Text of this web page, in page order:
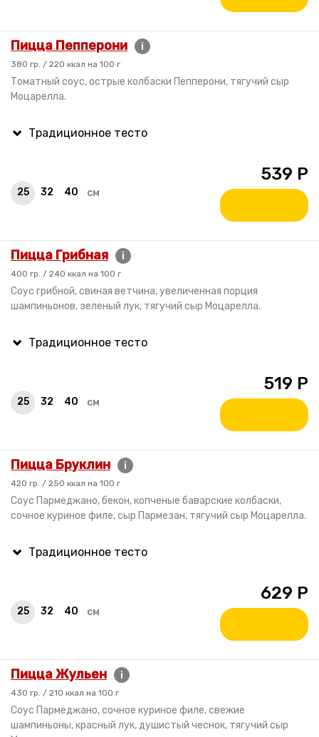
Пицца Пепперони i
380 гр. / 220 ккал на 100 г
Томатный соус, острые колбаски Пепперони, тягучий сыр
Моцарелла.
25 32 40 см
539 Р
Пицца Грибная i
400 гр. / 240 ккал на 100 г
Соус грибной, свиная ветчина, увеличенная порция
шампиньонов, зеленый лук, тягучий сыр Моцарелла.
25 32 40 см
519 Р
Пицца Бруклин i
420 гр. / 250 ккал на 100 г
Соус Пармеджано, бекон, копченые баварские колбаски,
сочное куриное филе, сыр Пармезан, тягучий сыр Моцарелла.
25 32 40 см
629 Р
Пицца Жульен i
430 гр. / 210 ккал на 100 г
Соус Пармеджано, сочное куриное филе, свежие
шампиньоны, красный лук, душистый чеснок, тягучий сыр